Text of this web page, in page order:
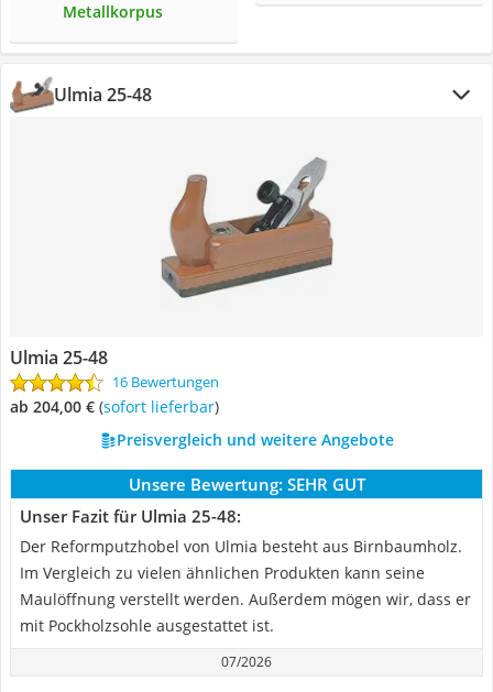
Metallkorpus
Ulmia 25-48
Ulmia 25-48
16 Bewertungen
ab 204,00 € ( Sofort lieferbar)
Preisvergleich und weitere Angebote
Unsere Bewertung: SEHR GUT
Unser Fazit für Ulmia 25-48:
Der Reformputzhobel von Ulmia besteht aus Birnbaumholz.
Im Vergleich zu vielen ähnlichen Produkten kann seine
Maulöffnung verstellt werden. Außerdem mögen wir, dass er
mit Pockholzsohle ausgestattet ist.
07/2026